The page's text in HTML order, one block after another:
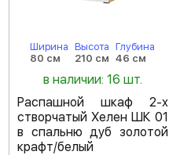
Ширина
80 см
Высота
210 см
Глубина
46 см
в наличии: 16 шт.
Распашной шкаф 2-х
створчатый Хелен ШК 01
в спальню дуб золотой
крафт/белый